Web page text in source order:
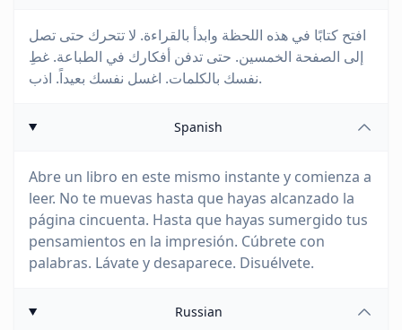
افتح كتابًا في هذه اللحظة وابدأ بالقراءة. لا تتحرك حتى تصل
إلى الصفحة الخمسين. حتى تدفن أفكارك في الطباعة. غطِ
نفسك بالكلمات. اغسل نفسك بعيداً. اذب.
Spanish
Abre un libro en este mismo instante y comienza a
leer. No te muevas hasta que hayas alcanzado la
página cincuenta. Hasta que hayas sumergido tus
pensamientos en la impresión. Cúbrete con
palabras. Lávate y desaparece. Disuélvete.
Russian